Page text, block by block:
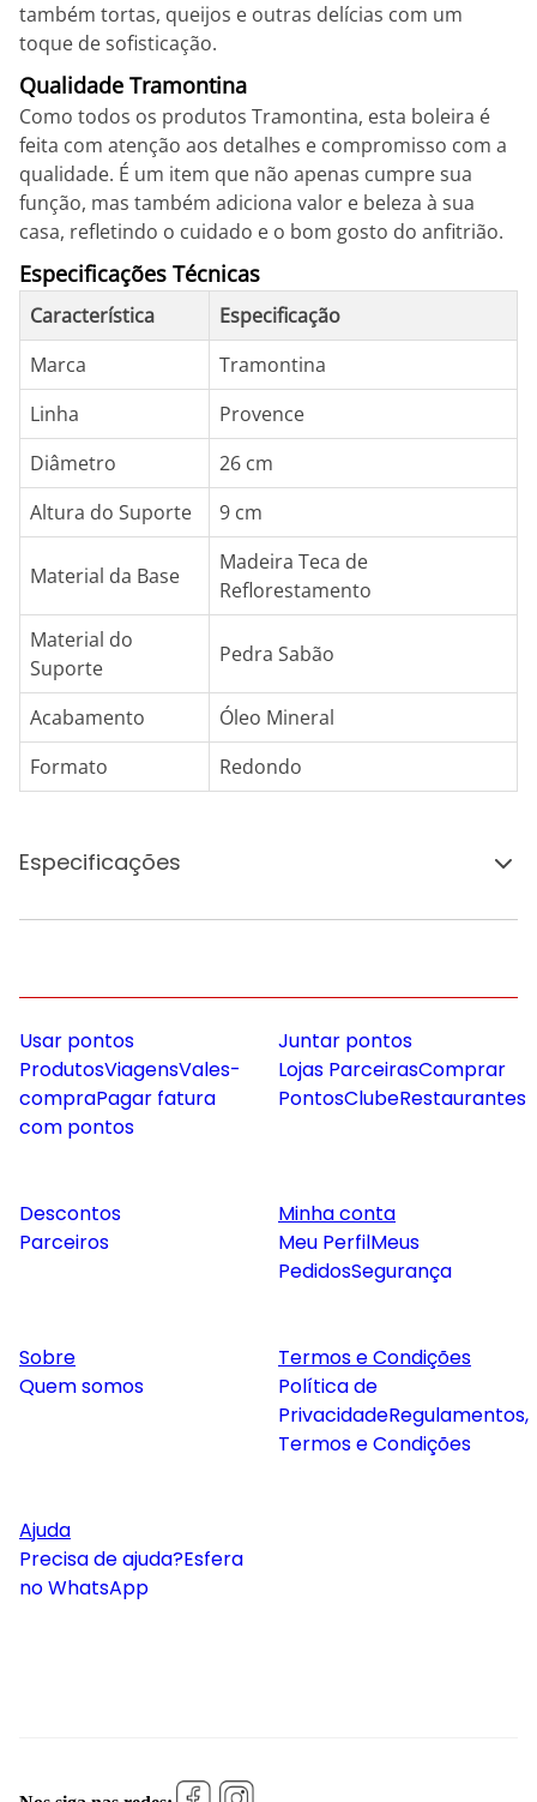
também tortas, queijos e outras delícias com um
toque de sofisticação.
Qualidade Tramontina
Como todos os produtos Tramontina, esta boleira é
feita com atenção aos detalhes e compromisso com a
qualidade. É um item que não apenas cumpre sua
função, mas também adiciona valor e beleza à sua
casa, refletindo o cuidado e o bom gosto do anfitrião.
Especificações Técnicas
Característica
Especificação
Marca
Tramontina
Linha
Provence
Diâmetro
26 cm
Altura do Suporte
9 cm
Material da Base
Madeira Teca de
Reflorestamento
Material do
Suporte
Pedra Sabão
Acabamento
Óleo Mineral
Formato
Redondo
Especificações
Usar pontos
ProdutosViagensVales-
compraPagar fatura
com pontos
Juntar pontos
Lojas ParceirasComprar
PontosClubeRestaurantes
Descontos
Parceiros
Minha conta
Meu PerfilMeus
PedidosSegurança
Sobre
Quem somos
Termos e Condições
Política de
PrivacidadeRegulamentos,
Termos e Condições
Ajuda
Precisa de ajuda?Esfera
no WhatsApp